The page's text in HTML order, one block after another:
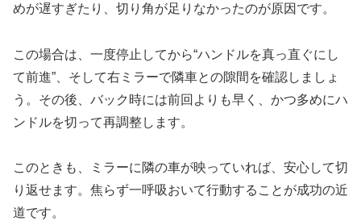
めが遅すぎたり、切り角が足りなかったのが原因です。
この場合は、一度停止してから“ハンドルを真っ直ぐにし
て前進”、そして右ミラーで隣車との隙間を確認しましょ
う。その後、バック時には前回よりも早く、かつ多めにハ
ンドルを切って再調整します。
このときも、ミラーに隣の車が映っていれば、安心して切
り返せます。焦らず一呼吸おいて行動することが成功の近
道です。